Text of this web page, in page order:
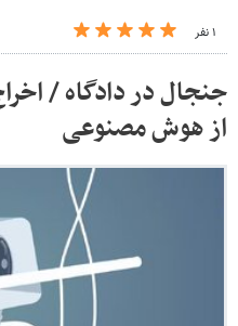
۱ نفر
از هوش مصنوعی